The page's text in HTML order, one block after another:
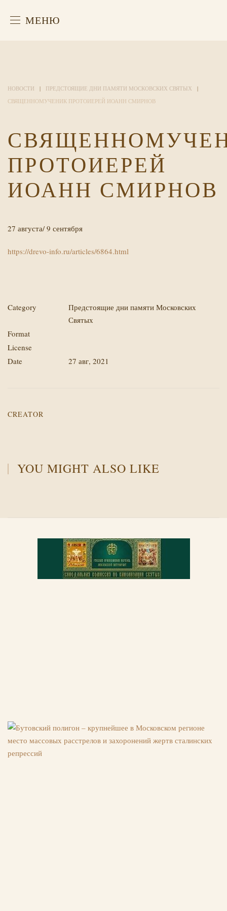
МЕНЮ
НОВОСТИ
ПРЕДСТОЯЩИЕ ДНИ ПАМЯТИ МОСКОВСКИХ СВЯТЫХ
СВЯЩЕННОМУЧЕНИК ПРОТОИЕРЕЙ ИОАНН СМИРНОВ
ПРОТОИЕРЕЙ
ИОАНН СМИРНОВ
27 августа/ 9 сентября
https://drevo-info.ru/articles/6864.html
Category
Предстоящие дни памяти Московских
Святых
Format
License
Date
27 авг, 2021
CREATOR
YOU MIGHT ALSO LIKE